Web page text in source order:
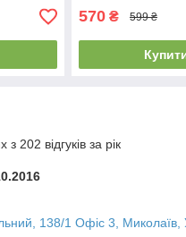
570 ₴ 599 ₴
202 відгуків за рік
138/1 Офіс 3, Миколаїв,